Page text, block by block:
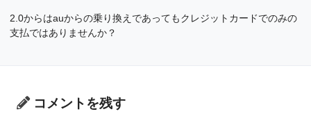
2.0からはauからの乗り換えであってもクレジットカードでのみの
支払ではありませんか？
コメントを残す